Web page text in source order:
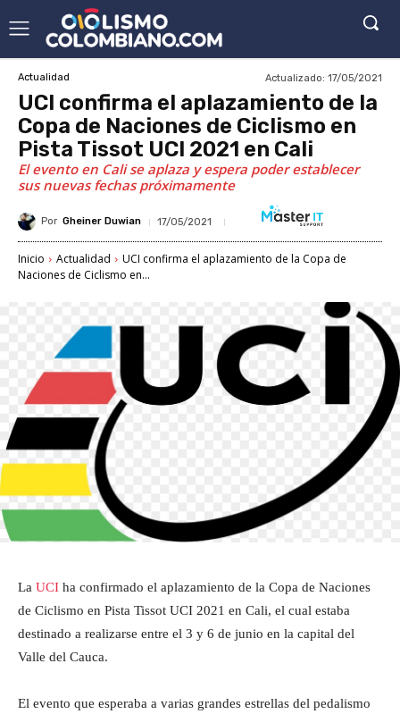
Actualidad Actualizado: 17/05/2021
UCI confirma el aplazamiento de la
Copa de Naciones de Ciclismo en
Pista Tissot UCI 2021 en Cali
El evento en Cali se aplaza y espera poder establecer
sus nuevas fechas próximamente
Por Gheiner Duwian 17/05/2021
Inicio Actualidad
UCI confirma el aplazamiento de la Copa de
Naciones de Ciclismo en...
La UCI ha confirmado el aplazamiento de la Copa de Naciones
de Ciclismo en Pista Tissot UCI 2021 en Cali, el cual estaba
destinado a realizarse entre el 3 y 6 de junio en la capital del
Valle del Cauca.
El evento que esperaba a varias grandes estrellas del pedalismo